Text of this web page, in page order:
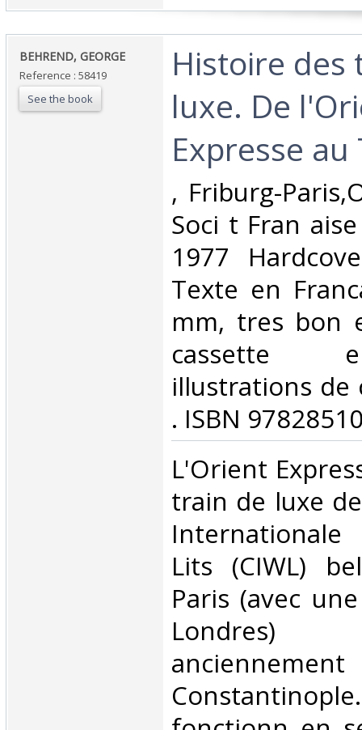
‎BEHREND, GEORGE‎
Reference : 58419
See the book
‎Histoire des
luxe. De
Expresse au
‎, Friburg-
Soci t Fran
1977
Texte en
mm, tres bon
cassette
illustrations de
. ISBN
‎L'Orient
train de luxe
Lits (CIWL)
Paris (avec
anciennement